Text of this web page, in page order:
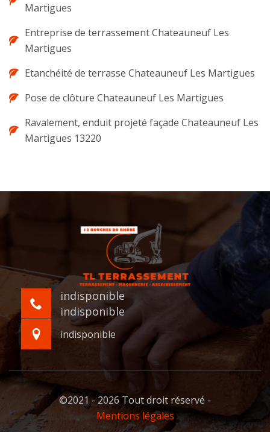
Martigues
Entreprise de terrassement Chateauneuf Les
Martigues
Etanchéité de terrasse Chateauneuf Les Martigues
Pose de clôture Chateauneuf Les Martigues
Ravalement, enduit projeté façade Chateauneuf Les
Martigues 13220
indisponible
indisponible
indisponible
©2021 - 2026 Tout droit réservé -
Mentions légales